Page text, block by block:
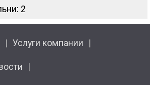
2
Услуги компании